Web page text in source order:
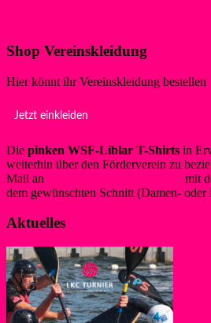
Shop Vereinskleidung
Hier könnt ihr Vereinskleidung bestellen
Jetzt einkleiden
Die pinken WSF-Liblar T-Shirts in
weiterhin über den Förderverein zu
Mail an
mit
dem gewünschten Schnitt (Damen-
Aktuelles